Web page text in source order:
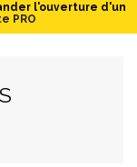
l'ouverture d'un
PRO